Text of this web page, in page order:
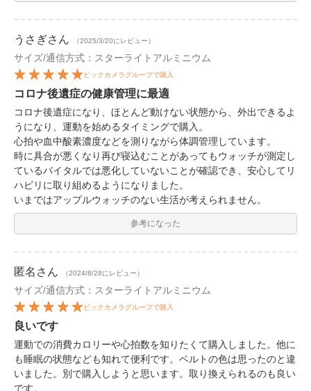
うさぎさん （2025/3/20にレビュー）
サイズ/通信方式：スターライトアルミニウム
ビックカメラグループで購入
コロナ後遺症の健康管理に最適
コロナ後遺症になり、ほとんど動けない状態から、外出できるよ
うになり、運動を始めるタイミングで購入。
心拍や血中酸素濃度などを測りながら体調管理しています。
時に具合が悪くなり再び寝込むことがあってもウォッチが測定し
ているバイタルでは悪化していないことが確認でき、安心してリ
ハビリに取り組めるようになりました。
いまではアップルウォッチのない生活が考えられません。
参考になった
匿名 さん （2024/8/28にレビュー）
サイズ/通信方式：スターライトアルミニウム
ビックカメラグループで購入
良いです
運動での消費カロリーや心拍数を知りたくて購入しました。他に
も睡眠の状態なども知れて便利です。ベルトの色は思ったのと違
いました。別で購入しようと思います。取り換えられるのも良い
です。